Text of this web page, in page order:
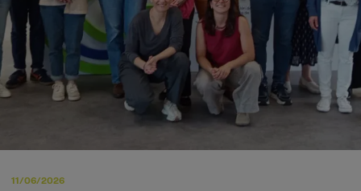
Canal ético
Trabaja con nosotras/os
11/06/2026